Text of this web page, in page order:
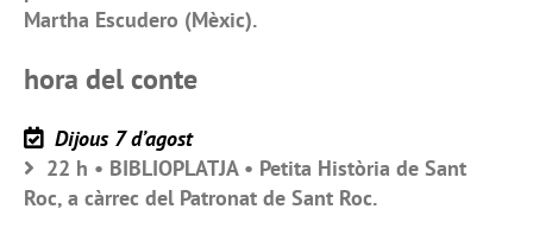
Martha Escudero (Mèxic).
hora del conte
Dijous 7 d’agost
22 h • BIBLIOPLATJA • Petita Història de Sant
Roc, a càrrec del Patronat de Sant Roc.